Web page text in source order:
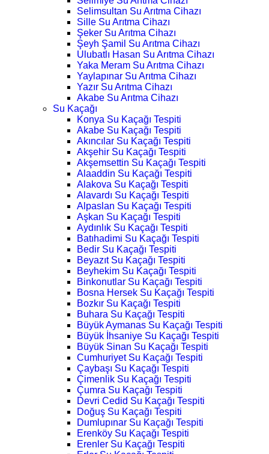
Selimsultan Su Arıtma Cihazı
Sille Su Arıtma Cihazı
Şeker Su Arıtma Cihazı
Şeyh Şamil Su Arıtma Cihazı
Ulubatlı Hasan Su Arıtma Cihazı
Yaka Meram Su Arıtma Cihazı
Yaylapınar Su Arıtma Cihazı
Yazır Su Arıtma Cihazı
Akabe Su Arıtma Cihazı
Su Kaçağı
Konya Su Kaçağı Tespiti
Akabe Su Kaçağı Tespiti
Akıncılar Su Kaçağı Tespiti
Akşehir Su Kaçağı Tespiti
Akşemsettin Su Kaçağı Tespiti
Alaaddin Su Kaçağı Tespiti
Alakova Su Kaçağı Tespiti
Alavardı Su Kaçağı Tespiti
Alpaslan Su Kaçağı Tespiti
Aşkan Su Kaçağı Tespiti
Aydınlık Su Kaçağı Tespiti
Batıhadimi Su Kaçağı Tespiti
Bedir Su Kaçağı Tespiti
Beyazıt Su Kaçağı Tespiti
Beyhekim Su Kaçağı Tespiti
Binkonutlar Su Kaçağı Tespiti
Bosna Hersek Su Kaçağı Tespiti
Bozkır Su Kaçağı Tespiti
Buhara Su Kaçağı Tespiti
Büyük Aymanas Su Kaçağı Tespiti
Büyük İhsaniye Su Kaçağı Tespiti
Büyük Sinan Su Kaçağı Tespiti
Cumhuriyet Su Kaçağı Tespiti
Çaybaşı Su Kaçağı Tespiti
Çimenlik Su Kaçağı Tespiti
Çumra Su Kaçağı Tespiti
Devri Cedid Su Kaçağı Tespiti
Doğuş Su Kaçağı Tespiti
Dumlupınar Su Kaçağı Tespiti
Erenköy Su Kaçağı Tespiti
Erenler Su Kaçağı Tespiti